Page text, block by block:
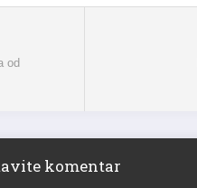
od
komentar